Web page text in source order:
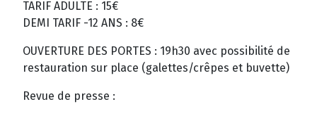
TARIF ADULTE : 15€
DEMI TARIF -12 ANS : 8€
OUVERTURE DES PORTES : 19h30 avec possibilité de
restauration sur place (galettes/crêpes et buvette)
Revue de presse :